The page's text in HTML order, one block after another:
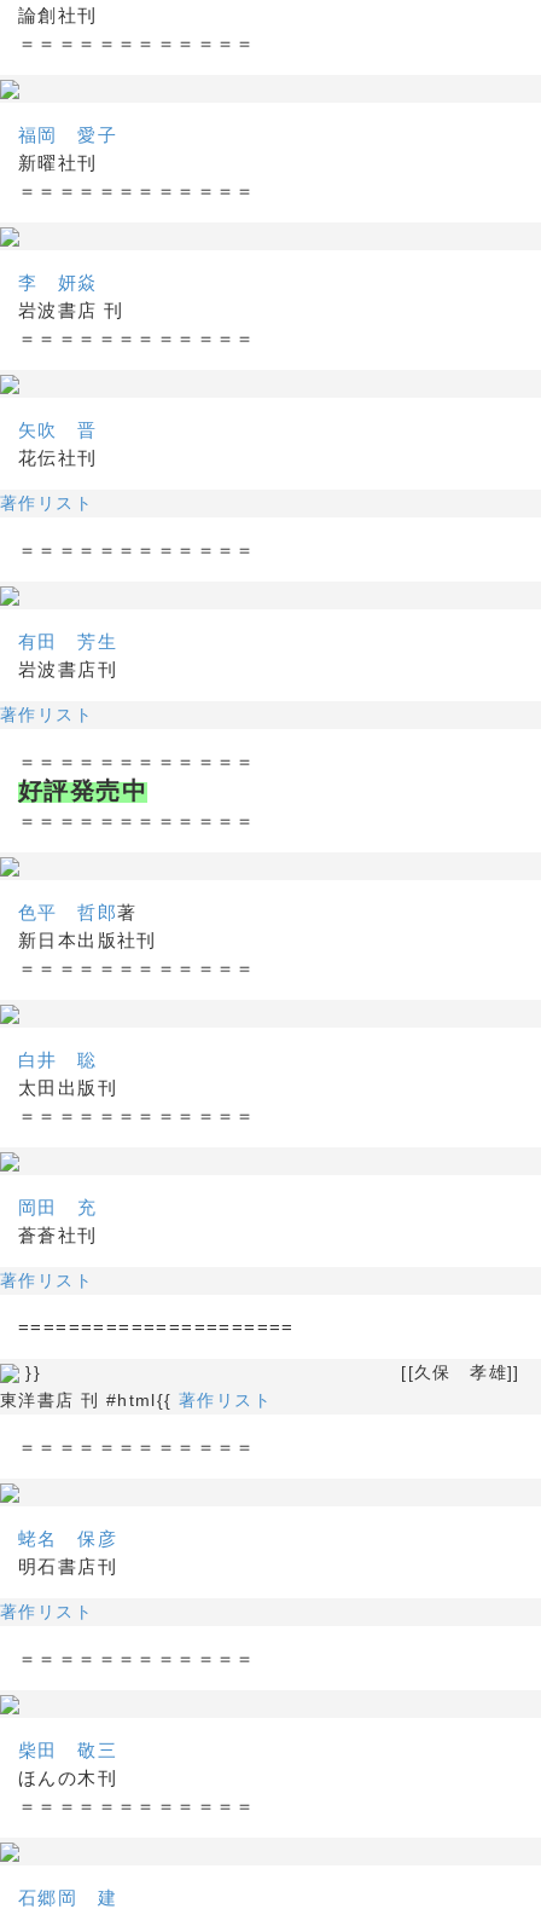
論創社刊
＝＝＝＝＝＝＝＝＝＝＝＝
福岡 愛子
新曜社刊
＝＝＝＝＝＝＝＝＝＝＝＝
李 妍焱
岩波書店 刊
＝＝＝＝＝＝＝＝＝＝＝＝
矢吹 晋
花伝社刊
著作リスト
＝＝＝＝＝＝＝＝＝＝＝＝
有田 芳生
岩波書店刊
著作リスト
＝＝＝＝＝＝＝＝＝＝＝＝
好評発売中
＝＝＝＝＝＝＝＝＝＝＝＝
色平 哲郎著
新日本出版社刊
＝＝＝＝＝＝＝＝＝＝＝＝
白井 聡
太田出版刊
＝＝＝＝＝＝＝＝＝＝＝＝
岡田 充
蒼蒼社刊
著作リスト
======================
}} [[久保 孝雄]]
東洋書店 刊 #html{{ 著作リスト
＝＝＝＝＝＝＝＝＝＝＝＝
蛯名 保彦
明石書店刊
著作リスト
＝＝＝＝＝＝＝＝＝＝＝＝
柴田 敬三
ほんの木刊
＝＝＝＝＝＝＝＝＝＝＝＝
石郷岡 建